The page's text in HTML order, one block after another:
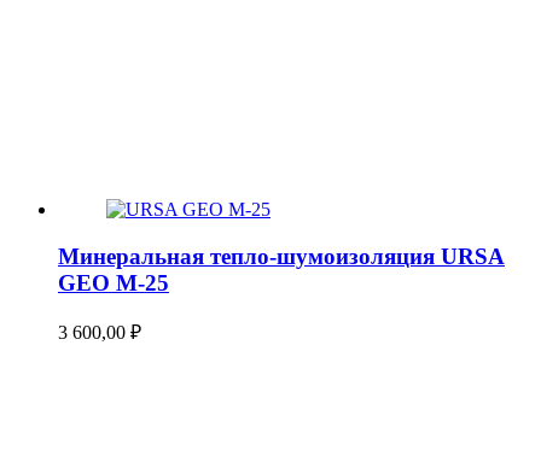
Минеральная тепло-шумоизоляция URSA
GEO М-25
3 600,00 ₽